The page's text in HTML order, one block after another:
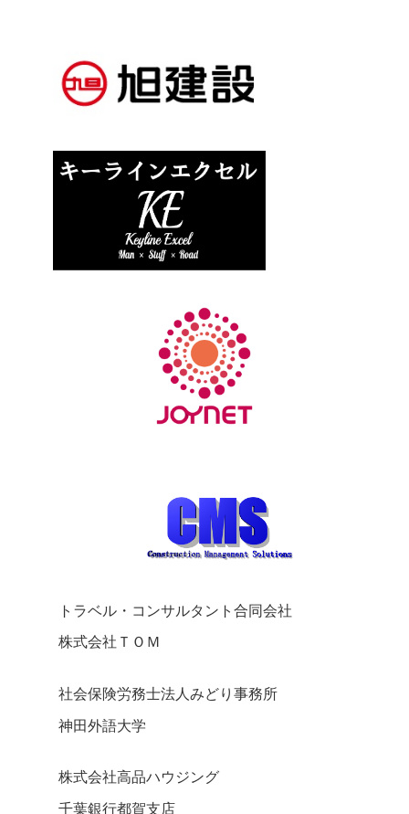
トラベル・コンサルタント合同会社
株式会社ＴＯＭ
社会保険労務士法人みどり事務所
神田外語大学
株式会社高品ハウジング
千葉銀行都賀支店